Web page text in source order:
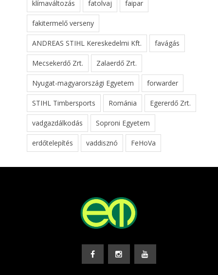
klímaváltozás fatolvaj faipar
fakitermelő verseny
ANDREAS STIHL Kereskedelmi Kft. favágás
Mecsekerdő Zrt. Zalaerdő Zrt.
Nyugat-magyarországi Egyetem forwarder
STIHL Timbersports Románia Egererdő Zrt.
vadgazdálkodás Soproni Egyetem
erdőtelepítés vaddisznó FeHoVa